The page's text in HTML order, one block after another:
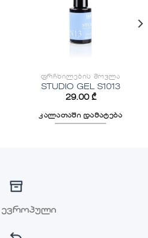
ᲤᲠᲩᲮᲘᲚᲔᲑᲘᲡ ᲛᲝᲕᲚᲐ
STUDIO GEL S1013
29.00 ₾
კალათაში დამატება
ევროპული